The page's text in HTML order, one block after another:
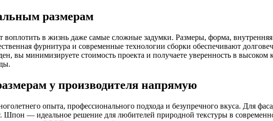
размерам
в жизнь даже самые сложные задумки. Размеры, форма,
фурнитура и современные технологии сборки обеспечивают
вы минимизируете стоимость проекта и получаете уверенность в высоком
у производителя напрямую
опыта, профессионального подхода и безупречного вкуса. Для
Шпон — идеальное решение для любителей природной текстуры в